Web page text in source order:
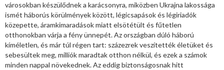
városokban készülődnek a karácsonyra, miközben Ukrajna lakossága
ismét háborús körülmények között, légicsapások és légiriadók
közepette, áramkimaradások miatt elsötétült és fűtetlen
otthonokban várja a fény ünnepét. Az országban dúló háború
kíméletlen, és már túl régen tart: százezrek veszítették életüket és
sebesültek meg, milliók maradtak otthon nélkül, és ezek a számok
minden nappal növekednek. Az eddig biztonságosnak hitt